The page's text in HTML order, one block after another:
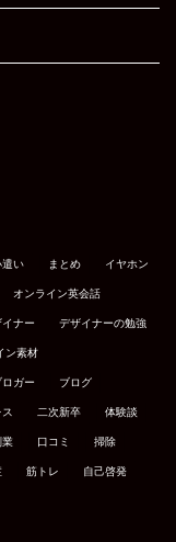
遣い まとめ イヤホン
オンライン英会話
ナー デザイナーの勉強
ン素材
ロガー ブログ
二次新卒 体験談
業 口コミ 掃除
筋トレ 自己啓発